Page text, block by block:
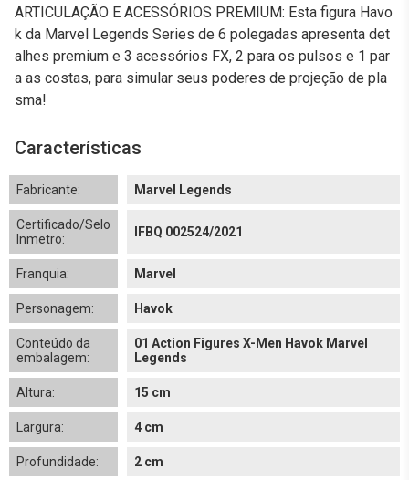
ARTICULAÇÃO E ACESSÓRIOS PREMIUM: Esta figura Havo
k da Marvel Legends Series de 6 polegadas apresenta det
alhes premium e 3 acessórios FX, 2 para os pulsos e 1 par
a as costas, para simular seus poderes de projeção de pla
sma!
Características
Fabricante: Marvel Legends
Certificado/Selo
Inmetro:
IFBQ 002524/2021
Franquia: Marvel
Personagem: Havok
Conteúdo da
embalagem:
01 Action Figures X-Men Havok Marvel
Legends
Altura: 15 cm
Largura: 4 cm
Profundidade: 2 cm